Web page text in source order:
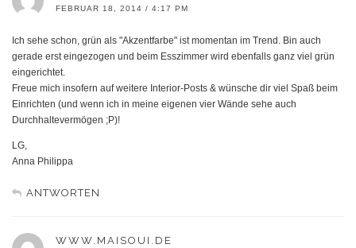
FEBRUAR 18, 2014 / 4:17 PM
Ich sehe schon, grün als "Akzentfarbe" ist momentan im Trend. Bin auch
gerade erst eingezogen und beim Esszimmer wird ebenfalls ganz viel grün
eingerichtet.
Freue mich insofern auf weitere Interior-Posts & wünsche dir viel Spaß beim
Einrichten (und wenn ich in meine eigenen vier Wände sehe auch
Durchhaltevermögen ;P)!
LG,
Anna Philippa
ANTWORTEN
WWW.MAISOUI.DE